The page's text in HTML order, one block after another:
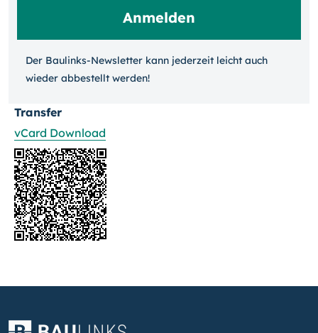
Der Baulinks-Newsletter kann jeder­zeit leicht auch
wieder ab­bestellt werden!
Transfer
vCard Download